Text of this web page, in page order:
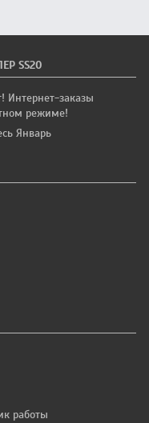
SS20
Интернет-заказы
режиме!
Январь
работы